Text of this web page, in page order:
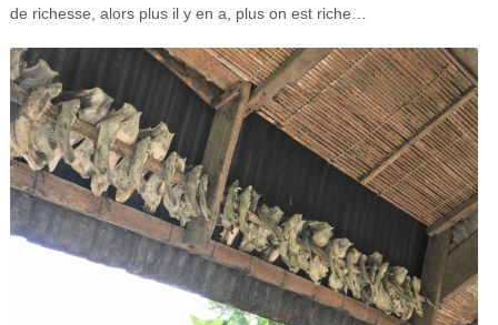
de richesse, alors plus il y en a, plus on est riche…